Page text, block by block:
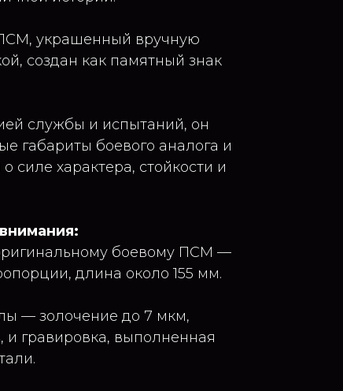
украшенный вручную
создан как памятный знак
службы и испытаний, он
габариты боевого аналога и
силе характера, стойкости и
боевому ПСМ —
длина около 155 мм.
— золочение до 7 мкм,
и гравировка, выполненная